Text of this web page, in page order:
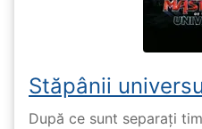
Stăpânii
După ce sunt separați